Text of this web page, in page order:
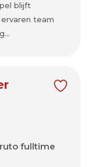
blijft
team
fulltime